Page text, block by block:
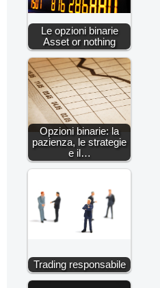
Le opzioni binarie
Asset or nothing
Opzioni binarie: la
pazienza, le strategie
e il…
Trading responsabile